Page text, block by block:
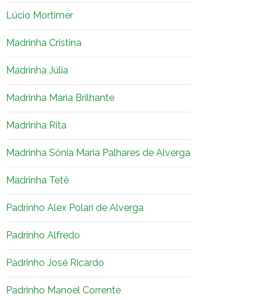
Lúcio Mortimer
Madrinha Cristina
Madrinha Júlia
Madrinha Maria Brilhante
Madrinha Rita
Madrinha Sônia Maria Palhares de Alverga
Madrinha Tetê
Padrinho Alex Polari de Alverga
Padrinho Alfredo
Padrinho José Ricardo
Padrinho Manoel Corrente